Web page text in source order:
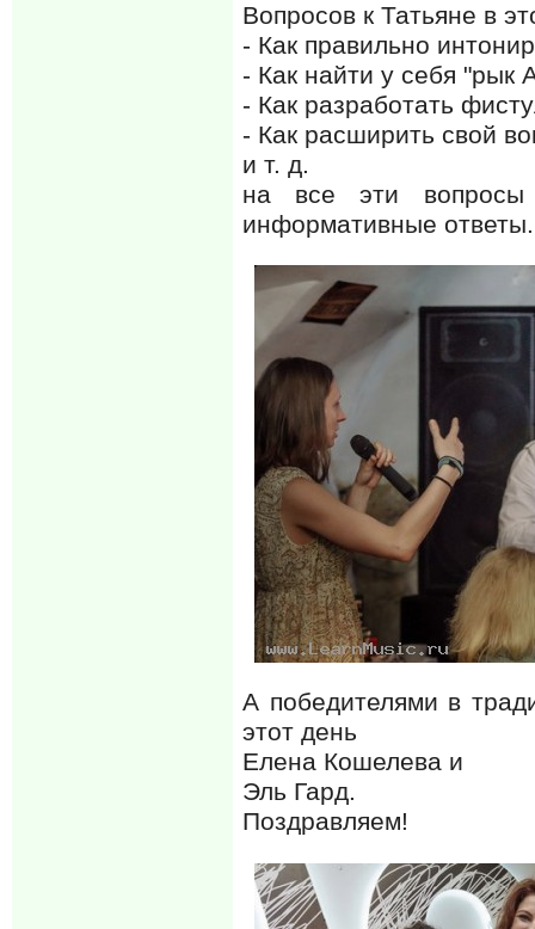
Вопросов к Татьяне в
- Как правильно
- Как найти у себя "рык
- Как разработать
- Как расширить свой
и т. д.
на все эти
информативные ответы.
А победителями в
этот день
Елена Кошелева и
Эль Гард.
Поздравляем!